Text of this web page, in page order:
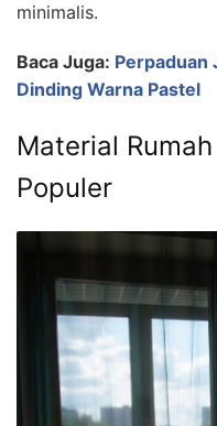
minimalis.
Baca Juga: Perpaduan
Dinding Warna Pastel
Material
Populer